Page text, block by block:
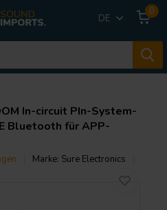
DE
0
In-circuit PIn-System-
Bluetooth für APP-
Marke: Sure Electronics